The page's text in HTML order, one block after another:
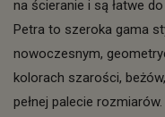
na ścieranie i są łatwe
Petra to szeroka gama
nowoczesnym,
kolorach szarości,
pełnej palecie